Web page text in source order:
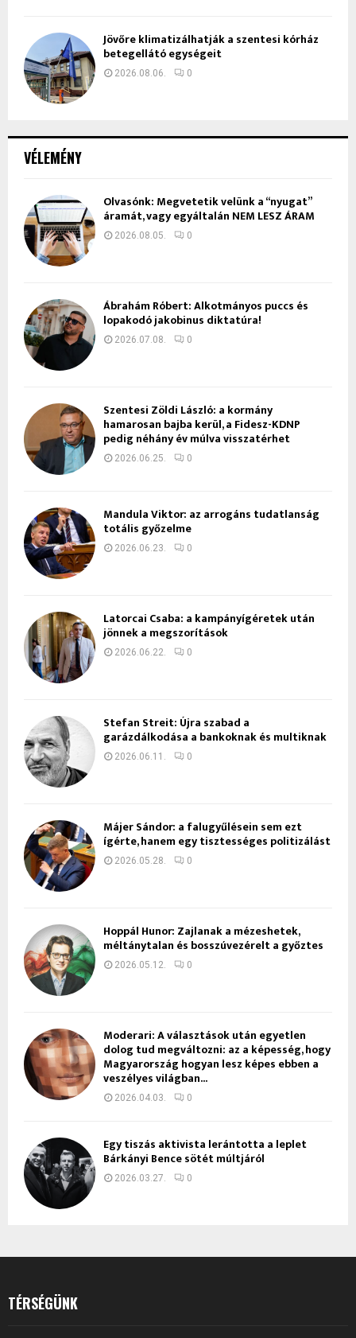
VÉLEMÉNY
Olvasónk: Megvetetik velünk a “nyugat”
áramát, vagy egyáltalán NEM LESZ ÁRAM
2026.08.05. 0
Ábrahám Róbert: Alkotmányos puccs és
lopakodó jakobinus diktatúra!
2026.07.08. 0
Szentesi Zöldi László: a kormány
hamarosan bajba kerül, a Fidesz-KDNP
pedig néhány év múlva visszatérhet
2026.06.25. 0
Mandula Viktor: az arrogáns tudatlanság
totális győzelme
2026.06.23. 0
Latorcai Csaba: a kampányígéretek után
jönnek a megszorítások
2026.06.22. 0
Stefan Streit: Újra szabad a
garázdálkodása a bankoknak és multiknak
2026.06.11. 0
Májer Sándor: a falugyűlésein sem ezt
ígérte, hanem egy tisztességes politizálást
2026.05.28. 0
Hoppál Hunor: Zajlanak a mézeshetek,
méltánytalan és bosszúvezérelt a győztes
2026.05.12. 0
Moderari: A választások után egyetlen
dolog tud megváltozni: az a képesség, hogy
Magyarország hogyan lesz képes ebben a
veszélyes világban...
2026.04.03. 0
Egy tiszás aktivista lerántotta a leplet
Bárkányi Bence sötét múltjáról
2026.03.27. 0
Jövőre klimatizálhatják a szentesi kórház
betegellátó egységeit
2026.08.06. 0
TÉRSÉGÜNK